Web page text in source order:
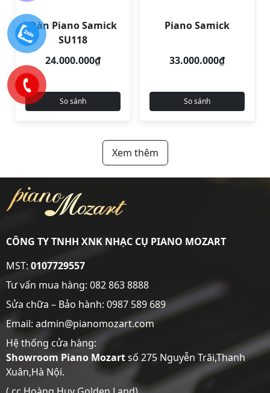
Đàn Piano Samick
SU118
24.000.000₫
So sánh
Piano Samick
33.000.000₫
So sánh
Xem thêm
CÔNG TY TNHH XNK NHẠC CỤ PIANO MOZART
MST:0107729557
Tư vấn mua hàng: 082 863 8888
Sửa chữa – Bảo hành: 0987 589 689
Email: admin@pianomozart.com
Hệ thống cửa hàng:
Showroom Piano Mozartsố 275 Nguyễn Trãi,Thanh
Xuân,Hà Nội.